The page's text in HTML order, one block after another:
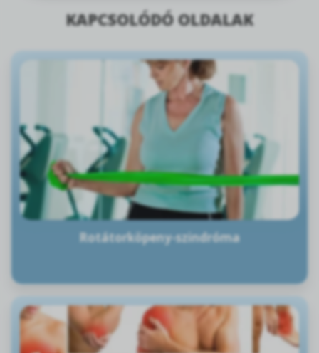
KAPCSOLÓDÓ OLDALAK
Rotátorköpeny-szindróma